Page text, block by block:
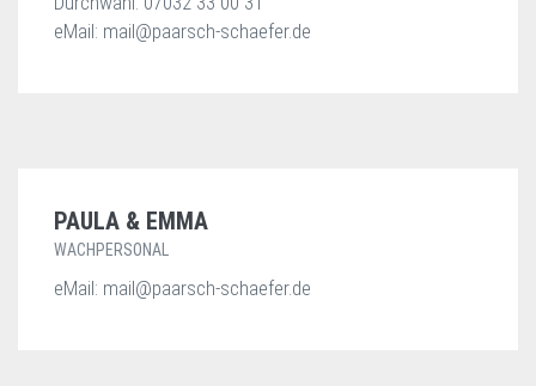
eMail: mail@paarsch-schaefer.de
PAULA & EMMA
WACHPERSONAL
eMail: mail@paarsch-schaefer.de